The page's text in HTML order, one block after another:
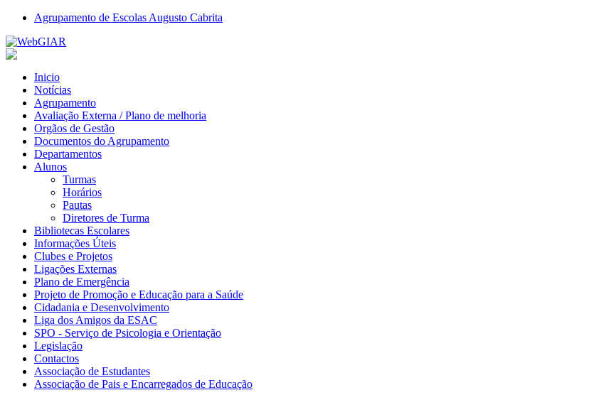
Agrupamento de Escolas Augusto Cabrita
Inicio
Notícias
Agrupamento
Avaliação Externa / Plano de melhoria
Orgãos de Gestão
Documentos do Agrupamento
Departamentos
Alunos
Turmas
Horários
Pautas
Diretores de Turma
Bibliotecas Escolares
Informações Úteis
Clubes e Projetos
Ligações Externas
Plano de Emergência
Projeto de Promoção e Educação para a Saúde
Cidadania e Desenvolvimento
Liga dos Amigos da ESAC
SPO - Serviço de Psicologia e Orientação
Legislação
Contactos
Associação de Estudantes
Associação de Pais e Encarregados de Educação